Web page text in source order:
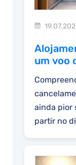
um voo
ainda pior
partir no